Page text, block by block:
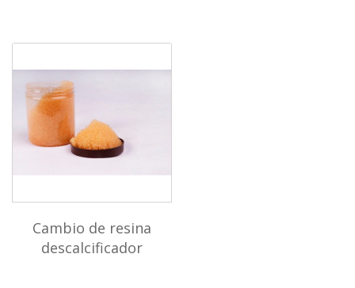
Cambio de resina
descalcificador